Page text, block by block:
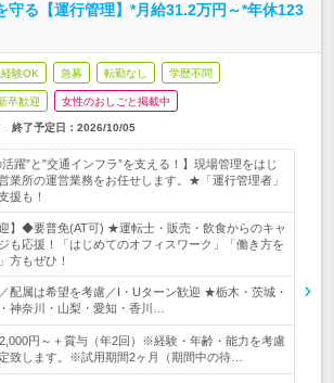
守る【運行管理】*月給31.2万円～*年休123
験OK 急募 転勤なし 学歴不問
卒歓迎 女性のおしごと掲載中
終了予定日： 2026/10/05
活躍”と”交通インフラ”を支える！】現場管理をはじ
業所の運営業務をお任せします。★「運行管理者」
援も！
迎】◆要普免(AT可) ★運転士・販売・飲食からのキャ
も応援！「はじめてのオフィスワーク」「働き方を
方もぜひ！
配属は希望を考慮／I・Uターン歓迎 ★栃木・茨城・
神奈川・山梨・愛知・香川…
円～＋賞与（年2回）※経験・年齢・能力を考慮
致します。※試用期間2ヶ月（期間中の待…